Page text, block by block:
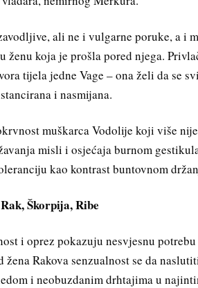
ali ne i vulgarne poruke, a i
ženu koja je prošla pored njega.
tijela jedne Vage – ona želi da se
i nasmijana.
muškarca Vodolije koji više
misli i osjećaja burnom
kao kontrast buntovnom
Škorpija, Ribe
i oprez pokazuju nesvjesnu
žena Rakova senzualnost se da
i neobuzdanim drhtajima u